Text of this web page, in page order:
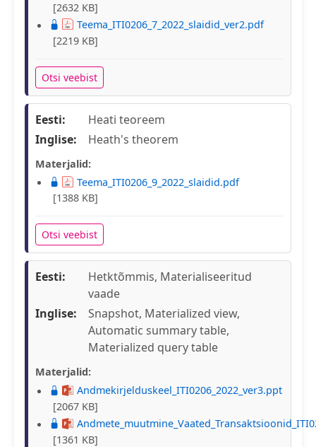
[2632 KB]
Teema_ITI0206_7_2022_slaidid_ver2.pdf
[2219 KB]
Otsi veebist
Eesti:
Heati teoreem
Inglise:
Heath's theorem
Materjalid:
Teema_ITI0206_9_2022_slaidid.pdf
[1388 KB]
Otsi veebist
Eesti:
Hetktõmmis, Materialiseeritud
vaade
Inglise:
Snapshot, Materialized view,
Automatic summary table,
Materialized query table
Materjalid:
Andmekirjelduskeel_ITI0206_2022_ver3.ppt
[2067 KB]
[1361 KB]